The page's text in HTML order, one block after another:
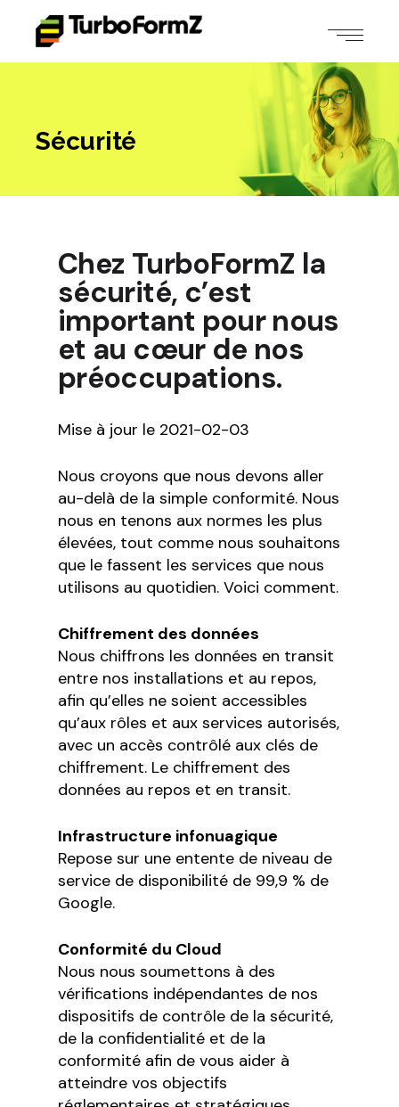
Sécurité
Chez TurboFormZ la
sécurité, c’est
important pour nous
et au cœur de nos
préoccupations.
Mise à jour le 2021-02-03
Nous croyons que nous devons aller
au-delà de la simple conformité. Nous
nous en tenons aux normes les plus
élevées, tout comme nous souhaitons
que le fassent les services que nous
utilisons au quotidien. Voici comment.
Chiffrement des données
Nous chiffrons les données en transit
entre nos installations et au repos,
afin qu’elles ne soient accessibles
qu’aux rôles et aux services autorisés,
avec un accès contrôlé aux clés de
chiffrement. Le chiffrement des
données au repos et en transit.
Infrastructure infonuagique
Repose sur une entente de niveau de
service de disponibilité de 99,9 % de
Google.
Conformité du Cloud
Nous nous soumettons à des
vérifications indépendantes de nos
dispositifs de contrôle de la sécurité,
de la confidentialité et de la
conformité afin de vous aider à
atteindre vos objectifs